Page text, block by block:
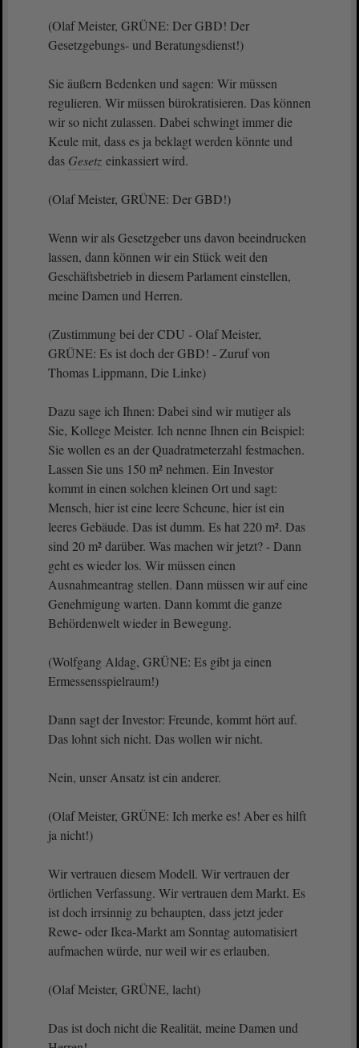
(Olaf Meister, GRÜNE: Der GBD! Der
Gesetzgebungs- und Beratungsdienst!)
Sie äußern Bedenken und sagen: Wir müssen
regulieren. Wir müssen bürokratisieren. Das können
wir so nicht zulassen. Dabei schwingt immer die
Keule mit, dass es ja beklagt werden könnte und
das Gesetz einkassiert wird.
(Olaf Meister, GRÜNE: Der GBD!)
Wenn wir als Gesetzgeber uns davon beeindrucken
lassen, dann können wir ein Stück weit den
Geschäftsbetrieb in diesem Parlament einstellen,
meine Damen und Herren.
(Zustimmung bei der CDU - Olaf Meister,
GRÜNE: Es ist doch der GBD! - Zuruf von
Thomas Lippmann, Die Linke)
Dazu sage ich Ihnen: Dabei sind wir mutiger als
Sie, Kollege Meister. Ich nenne Ihnen ein Beispiel:
Sie wollen es an der Quadratmeterzahl festmachen.
Lassen Sie uns 150 m² nehmen. Ein Investor
kommt in einen solchen kleinen Ort und sagt:
Mensch, hier ist eine leere Scheune, hier ist ein
leeres Gebäude. Das ist dumm. Es hat 220 m². Das
sind 20 m² darüber. Was machen wir jetzt? - Dann
geht es wieder los. Wir müssen einen
Ausnahmeantrag stellen. Dann müssen wir auf eine
Genehmigung warten. Dann kommt die ganze
Behördenwelt wieder in Bewegung.
(Wolfgang Aldag, GRÜNE: Es gibt ja einen
Ermessensspielraum!)
Dann sagt der Investor: Freunde, kommt hört auf.
Das lohnt sich nicht. Das wollen wir nicht.
Nein, unser Ansatz ist ein anderer.
(Olaf Meister, GRÜNE: Ich merke es! Aber es hilft
ja nicht!)
Wir vertrauen diesem Modell. Wir vertrauen der
örtlichen Verfassung. Wir vertrauen dem Markt. Es
ist doch irrsinnig zu behaupten, dass jetzt jeder
Rewe- oder Ikea-Markt am Sonntag automatisiert
aufmachen würde, nur weil wir es erlauben.
(Olaf Meister, GRÜNE, lacht)
Das ist doch nicht die Realität, meine Damen und